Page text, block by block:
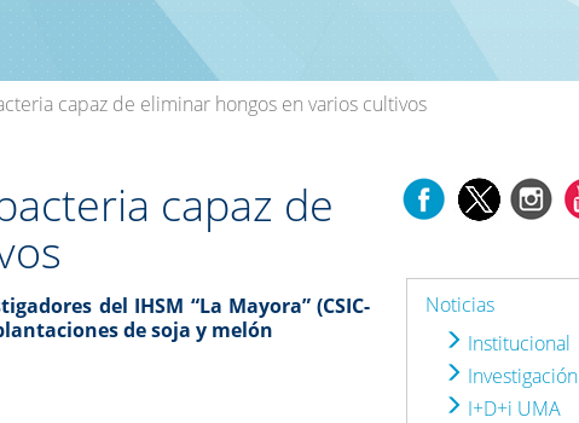
capaz de eliminar hongos en varios cultivos
capaz de
del IHSM “La Mayora” (CSIC-
de soja y melón
Noticias
Institucional
Investigación
I+D+i UMA